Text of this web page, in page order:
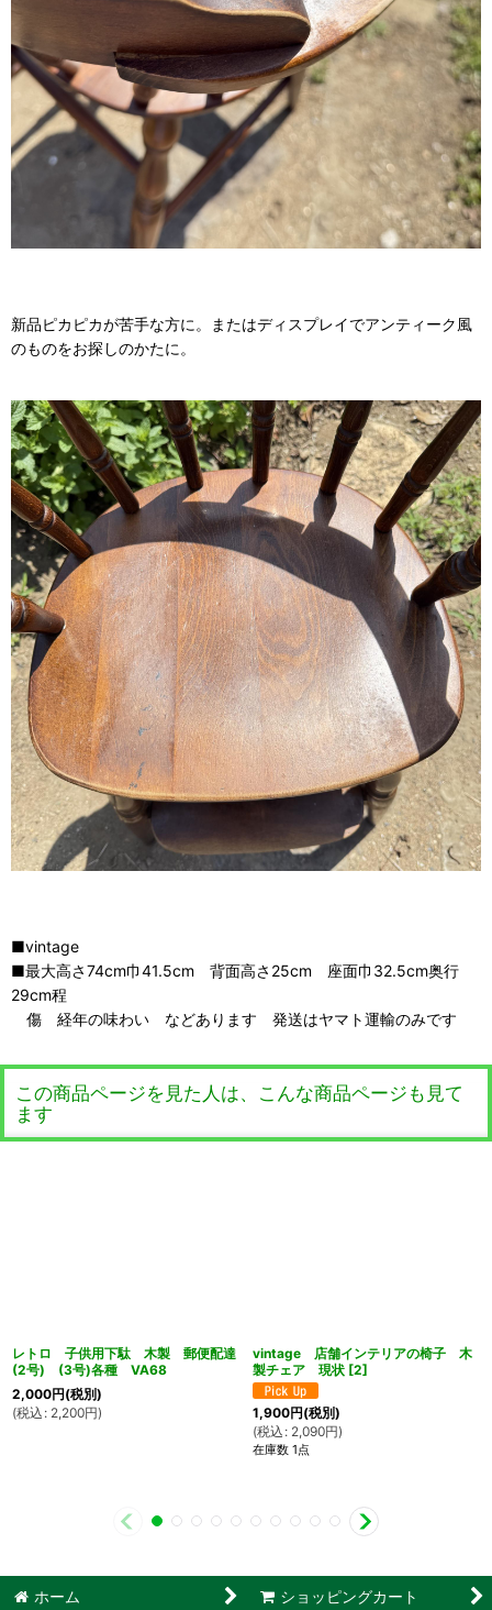
新品ピカピカが苦手な方に。またはディスプレイでアンティーク風
のものをお探しのかたに。
■vintage
■最大高さ74cm巾41.5cm 背面高さ25cm 座面巾32.5cm奥行
29cm程
傷 経年の味わい などあります 発送はヤマト運輸のみです
この商品ページを見た人は、こんな商品ページも見て
ます
レトロ 子供用下駄 木製 郵便配達
(2号) (3号)各種 VA68
2,000円(税別)
(税込 : 2,200円)
vintage 店舗インテリアの椅子 木
製チェア 現状 [2]
1,900円(税別)
(税込 : 2,090円)
在庫数 1点
ホーム ショッピングカート